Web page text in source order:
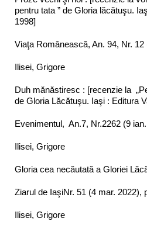
pentru tata ” de Gloria lăcătuşu.
1998]
Viaţa Românească, An. 94, Nr.
Ilisei, Grigore
Duh mănăstiresc : [recenzie la
de Gloria Lăcătuşu. Iaşi : Editura
Evenimentul, An.7, Nr.2262 (9
Ilisei, Grigore
Gloria cea necăutată a Gloriei
Ziarul de IaşiNr. 51 (4 mar. 2022),
Ilisei, Grigore